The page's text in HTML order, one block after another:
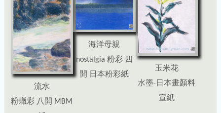
流水
粉蠟彩 八開 MBM
海洋母親
nostalgia 粉彩 四
開 日本粉彩紙
玉米花
水墨-日本畫顏料
宣紙